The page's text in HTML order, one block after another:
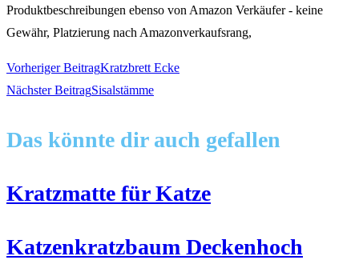
Produktbeschreibungen ebenso von Amazon Verkäufer - keine
Gewähr, Platzierung nach Amazonverkaufsrang,
Weitere
ansehen
Vorheriger BeitragKratzbrett Ecke
Nächster BeitragSisalstämme
Das könnte dir auch gefallen
Kratzmatte für Katze
Katzenkratzbaum Deckenhoch